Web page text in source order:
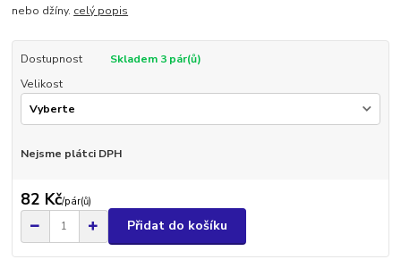
nebo džíny. celý popis
Dostupnost
Skladem 3 pár(ů)
Velikost
Nejsme plátci DPH
82 Kč/pár(ů)
Přidat do košíku